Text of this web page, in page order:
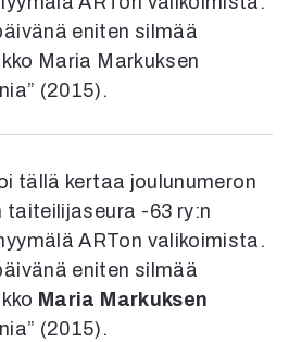
Kaltio ry
eniten silmää
Maria Markuksen
(2015).
tällä kertaa joulunumeron
taiteilijaseura -63 ry:n
ARTon valikoimista.
eniten silmää
Maria Markuksen
(2015).